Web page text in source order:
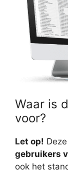
Waar is
voor?
Let op!
gebruikers
ook het